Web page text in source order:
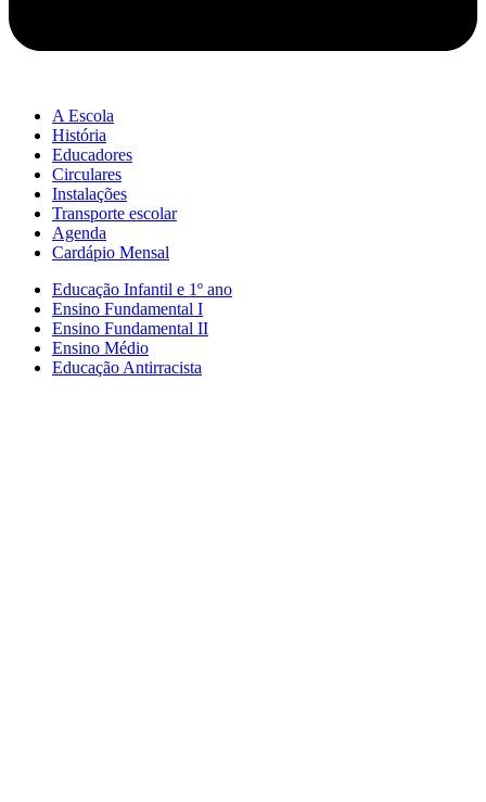
A Escola
História
Educadores
Circulares
Instalações
Transporte escolar
Agenda
Cardápio Mensal
Educação Infantil e 1º ano
Ensino Fundamental I
Ensino Fundamental II
Ensino Médio
Educação Antirracista